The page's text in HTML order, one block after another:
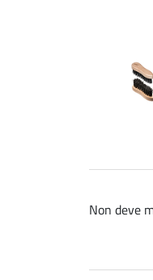
Non deve